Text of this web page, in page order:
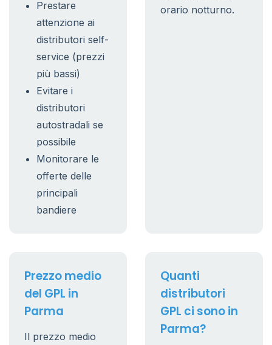
Prestare
attenzione ai
distributori self-
service (prezzi
più bassi)
Evitare i
distributori
autostradali se
possibile
Monitorare le
offerte delle
principali
bandiere
orario notturno.
Prezzo medio
del GPL in
Parma
Il prezzo medio
Quanti
distributori
GPL ci sono in
Parma?